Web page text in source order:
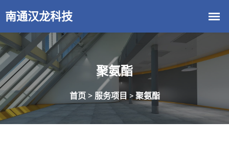
聚氨酯
首页 > 服务项目 > 聚氨酯